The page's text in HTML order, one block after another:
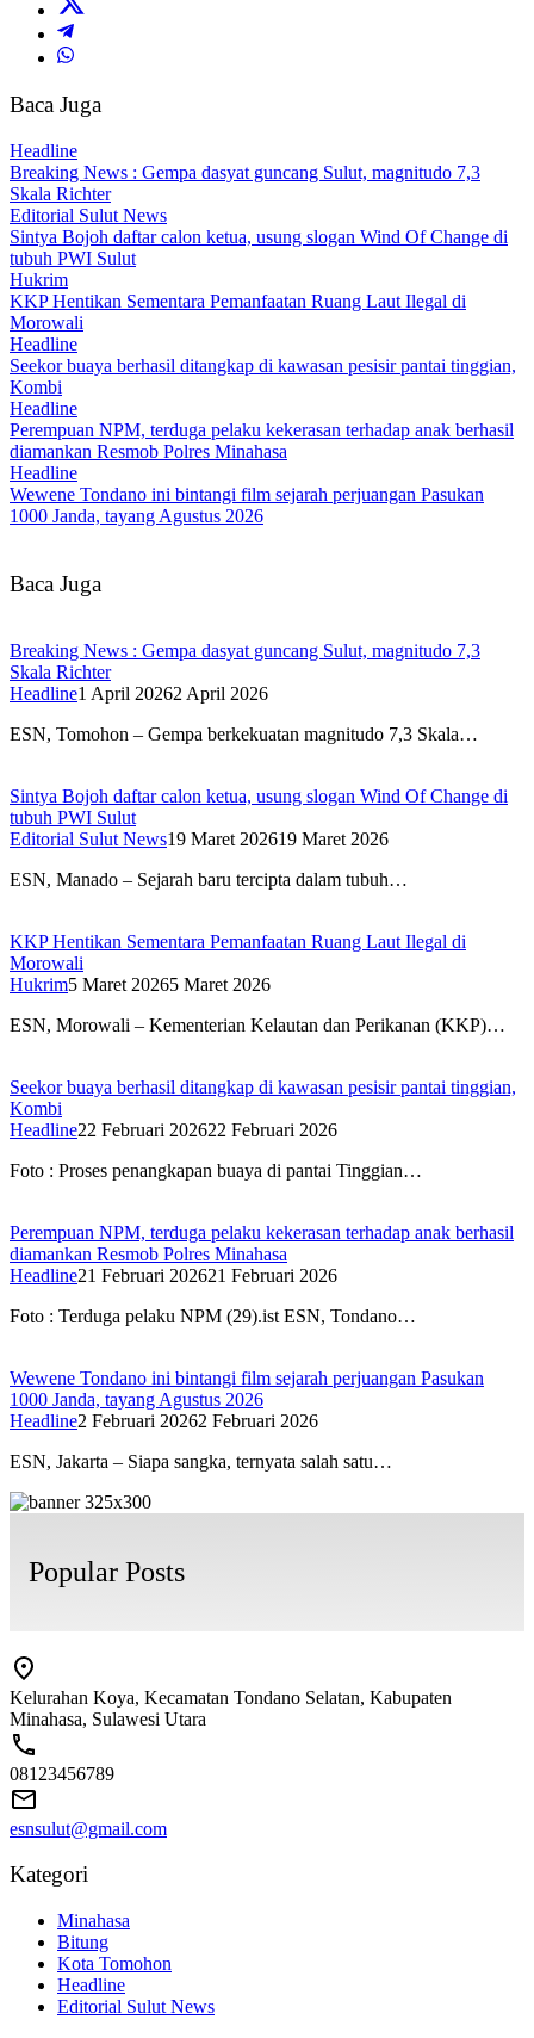
Baca Juga
Headline
Breaking News : Gempa dasyat guncang Sulut, magnitudo 7,3
Skala Richter
Editorial Sulut News
Sintya Bojoh daftar calon ketua, usung slogan Wind Of Change di
tubuh PWI Sulut
Hukrim
KKP Hentikan Sementara Pemanfaatan Ruang Laut Ilegal di
Morowali
Headline
Seekor buaya berhasil ditangkap di kawasan pesisir pantai tinggian,
Kombi
Headline
Perempuan NPM, terduga pelaku kekerasan terhadap anak berhasil
diamankan Resmob Polres Minahasa
Headline
Wewene Tondano ini bintangi film sejarah perjuangan Pasukan
1000 Janda, tayang Agustus 2026
Baca Juga
Breaking News : Gempa dasyat guncang Sulut, magnitudo 7,3
Skala Richter
Headline1 April 20262 April 2026
ESN, Tomohon – Gempa berkekuatan magnitudo 7,3 Skala…
Sintya Bojoh daftar calon ketua, usung slogan Wind Of Change di
tubuh PWI Sulut
Editorial Sulut News19 Maret 202619 Maret 2026
ESN, Manado – Sejarah baru tercipta dalam tubuh…
KKP Hentikan Sementara Pemanfaatan Ruang Laut Ilegal di
Morowali
Hukrim5 Maret 20265 Maret 2026
ESN, Morowali – Kementerian Kelautan dan Perikanan (KKP)…
Seekor buaya berhasil ditangkap di kawasan pesisir pantai tinggian,
Kombi
Headline22 Februari 202622 Februari 2026
Foto : Proses penangkapan buaya di pantai Tinggian…
Perempuan NPM, terduga pelaku kekerasan terhadap anak berhasil
diamankan Resmob Polres Minahasa
Headline21 Februari 202621 Februari 2026
Foto : Terduga pelaku NPM (29).ist ESN, Tondano…
Wewene Tondano ini bintangi film sejarah perjuangan Pasukan
1000 Janda, tayang Agustus 2026
Headline2 Februari 20262 Februari 2026
ESN, Jakarta – Siapa sangka, ternyata salah satu…
Popular Posts
Kelurahan Koya, Kecamatan Tondano Selatan, Kabupaten
Minahasa, Sulawesi Utara
08123456789
esnsulut@gmail.com
Kategori
Minahasa
Bitung
Kota Tomohon
Headline
Editorial Sulut News